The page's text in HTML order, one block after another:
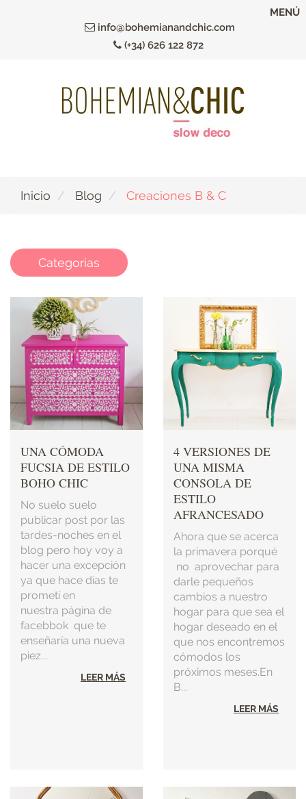
info@bohemianandchic.com
(+34) 626 122 872
MENÚ
Inicio Blog Creaciones B & C
Categorias
UNA CÓMODA
FUCSIA DE ESTILO
BOHO CHIC
No suelo suelo
publicar post por las
tardes-noches en el
blog pero hoy voy a
hacer una excepción
ya que hace días te
prometí en
nuestra página de
facebbok que te
enseñaría una nueva
piez...
LEER MÁS
4 VERSIONES DE
UNA MISMA
CONSOLA DE
ESTILO
AFRANCESADO
Ahora que se acerca
la primavera porqué
no aprovechar para
darle pequeños
cambios a nuestro
hogar para que sea el
hogar deseado en el
que nos encontremos
cómodos los
próximos meses.En
B...
LEER MÁS